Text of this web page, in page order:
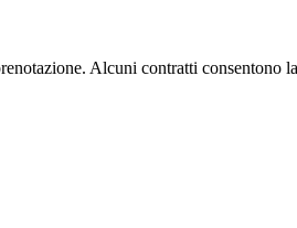
Alcuni contratti consentono